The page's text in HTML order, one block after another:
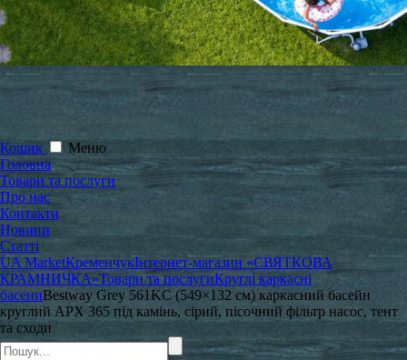
Кошик
Меню
Головна
Товари та послуги
Про нас
Контакти
Новини
Статті
UA MarketКременчукІнтернет-магазин «СВЯТКОВА
КРАМНИЧКА»Товари та послугиКруглі каркасні
басениBestway Grey 561KC (549×132 см) каркасний басейн
круглий APX 365 під камінь, сірий, пісочний фільтр насос, тент
та сходи